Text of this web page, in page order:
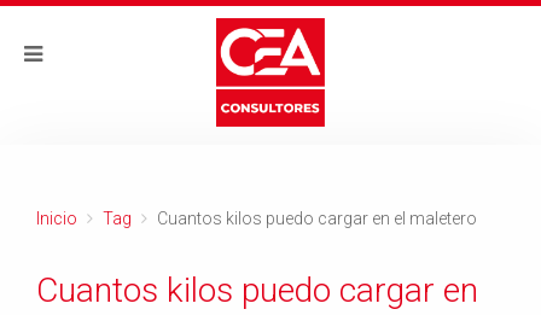
Inicio Tag Cuantos kilos puedo cargar en el maletero
Cuantos kilos puedo cargar en